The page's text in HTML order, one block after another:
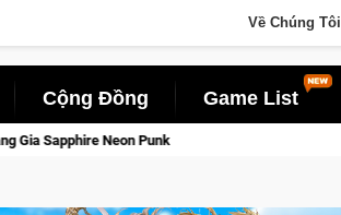
Về Chúng Tôi
Cộng Đồng Game List